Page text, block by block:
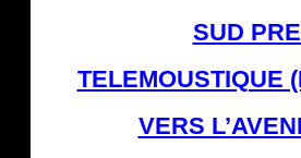
SUD
TELEMOUSTIQUE
VERS